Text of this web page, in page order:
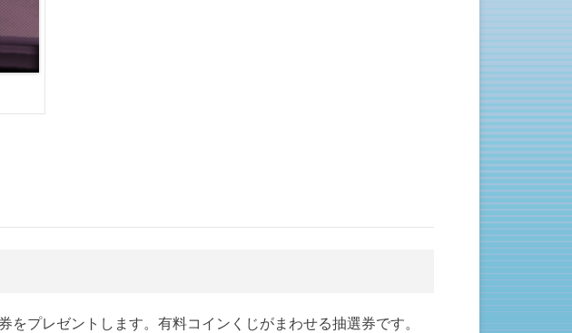
プレゼントします。有料コインくじがまわせる抽選券です。